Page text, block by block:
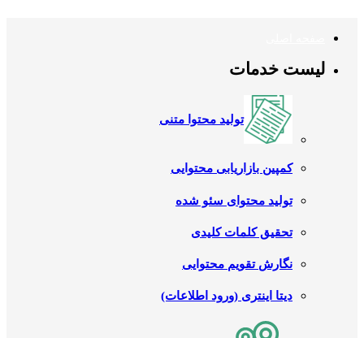
لیست خدمات
تولید محتوا متنی
کمپین بازاریابی محتوایی
تولید محتوای سئو شده
تحقیق کلمات کلیدی
نگارش تقویم محتوایی
دیتا اینتری (ورود اطلاعات)